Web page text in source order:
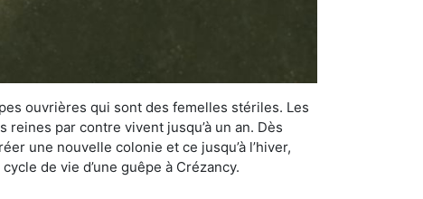
ouvrières qui sont des femelles stériles. Les
par contre vivent jusqu’à un an. Dès
une nouvelle colonie et ce jusqu’à l’hiver,
de vie d’une guêpe à Crézancy.